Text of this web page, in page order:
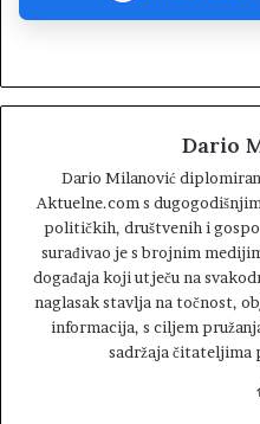
Dario
Dario Milanović
Aktuelne.com s
političkih, društvenih i
surađivao je s brojnim
događaja koji utječu na
naglasak stavlja na točnost,
informacija, s ciljem
sadržaja čitateljima